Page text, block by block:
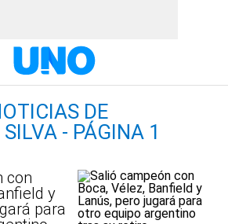
DE
- PÁGINA 1
con
y
para